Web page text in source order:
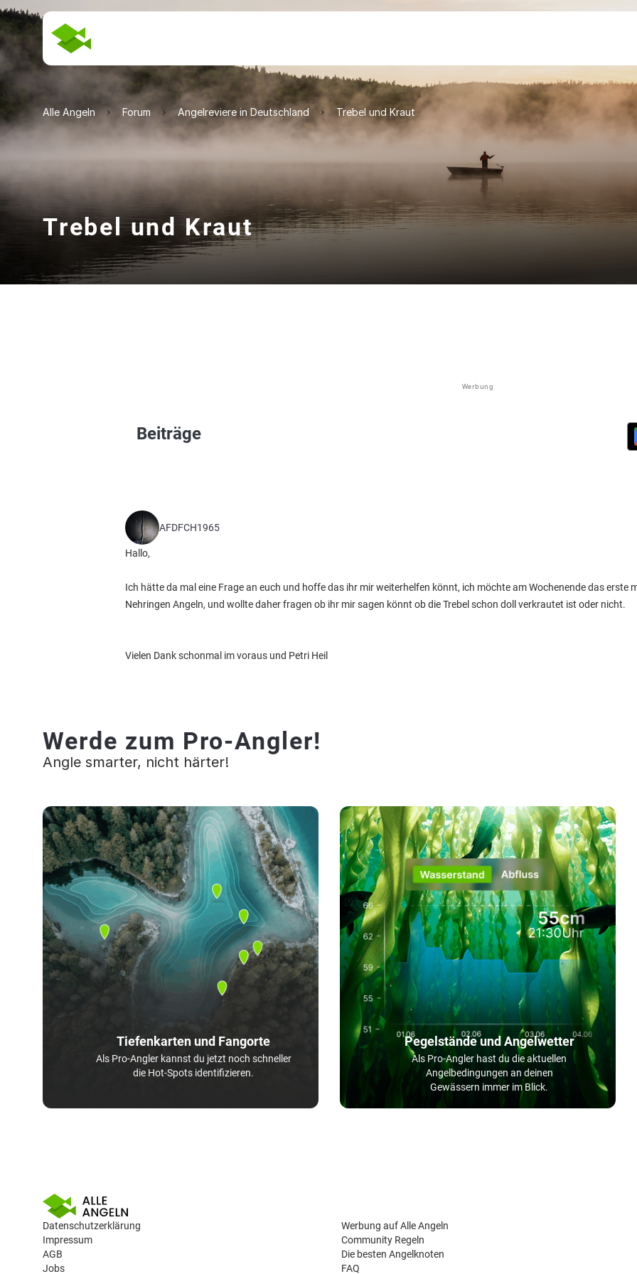
Alle Angeln Forum Angelreviere in Deutschland Trebel und Kraut
Trebel und Kraut
Werbung
Beiträge
AFDFCH1965
Hallo,
Ich hätte da mal eine Frage an euch und hoffe das ihr mir weiterhelfen könnt, ich möchte am Wochenende das erste
Nehringen Angeln, und wollte daher fragen ob ihr mir sagen könnt ob die Trebel schon doll verkrautet ist oder nicht.
Vielen Dank schonmal im voraus und Petri Heil
Werde zum Pro-Angler!
Angle smarter, nicht härter!
Tiefenkarten und Fangorte
Als Pro-Angler kannst du jetzt noch schneller
die Hot-Spots identifizieren.
Pegelstände und Angelwetter
Als Pro-Angler hast du die aktuellen
Angelbedingungen an deinen
Gewässern immer im Blick.
Datenschutzerklärung
Impressum
AGB
Jobs
Werbung auf Alle Angeln
Community Regeln
Die besten Angelknoten
FAQ